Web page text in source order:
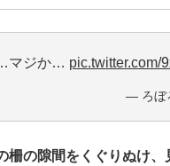
マジか… pic.twitter.com/
— ろぼ
柵の隙間をくぐりぬけ、